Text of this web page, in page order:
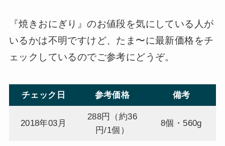
『焼きおにぎり』のお値段を気にしている人が
いるかは不明ですけど、たま〜に最新価格をチ
ェックしているのでご参考にどうぞ。
チェック日 参考価格 備考
2018年03月
288円（約36
円/1個）
8個・560g